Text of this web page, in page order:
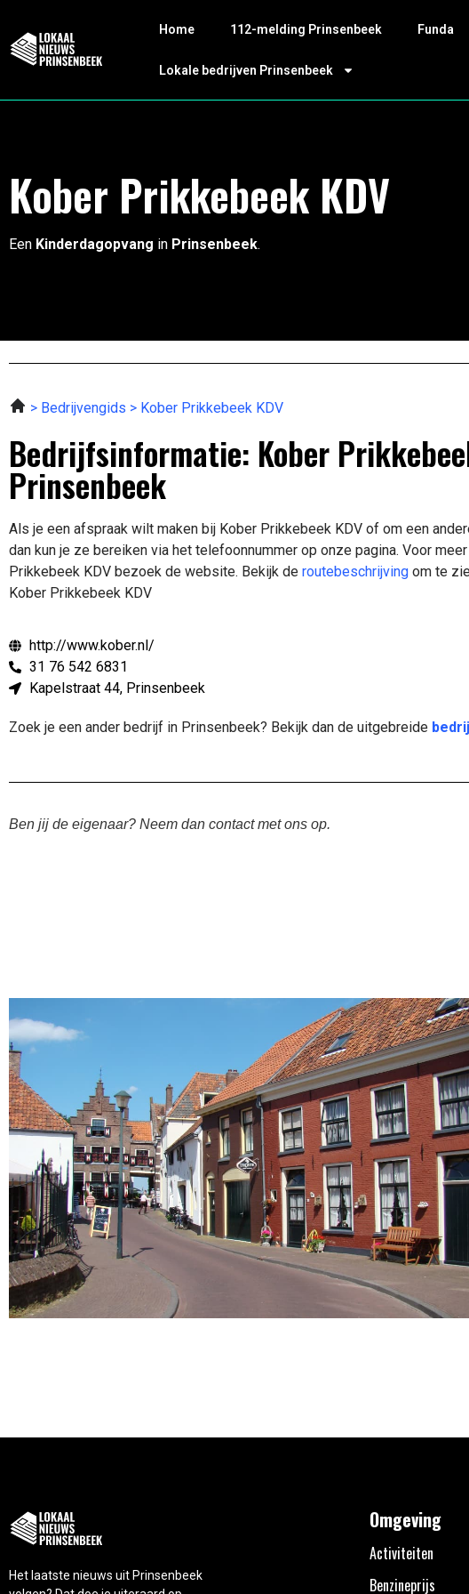
Home 112-melding Prinsenbeek Funda
Lokale bedrijven Prinsenbeek
Kober Prikkebeek KDV
Een Kinderdagopvang in Prinsenbeek.
Bedrijvengids Kober Prikkebeek KDV
Bedrijfsinformatie: Kober
Prinsenbeek
Als je een afspraak wilt maken bij Kober Prikkebeek KDV of om een
dan kun je ze bereiken via het telefoonnummer op onze pagina. Voor
Prikkebeek KDV bezoek de website. Bekijk de routebeschrijving om te
Kober Prikkebeek KDV
http://www.kober.nl/
31 76 542 6831
Kapelstraat 44, Prinsenbeek
Zoek je een ander bedrijf in Prinsenbeek? Bekijk dan de uitgebreide
Ben jij de eigenaar? Neem dan contact met ons op.
Het laatste nieuws uit Prinsenbeek
Omgeving
Activiteiten
Benzineprijs